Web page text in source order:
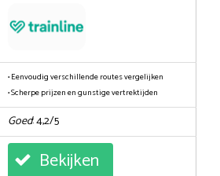
• Eenvoudig verschillende routes vergelijken
• Scherpe prijzen en gunstige vertrektijden
Goed: 4,2/5
Bekijken